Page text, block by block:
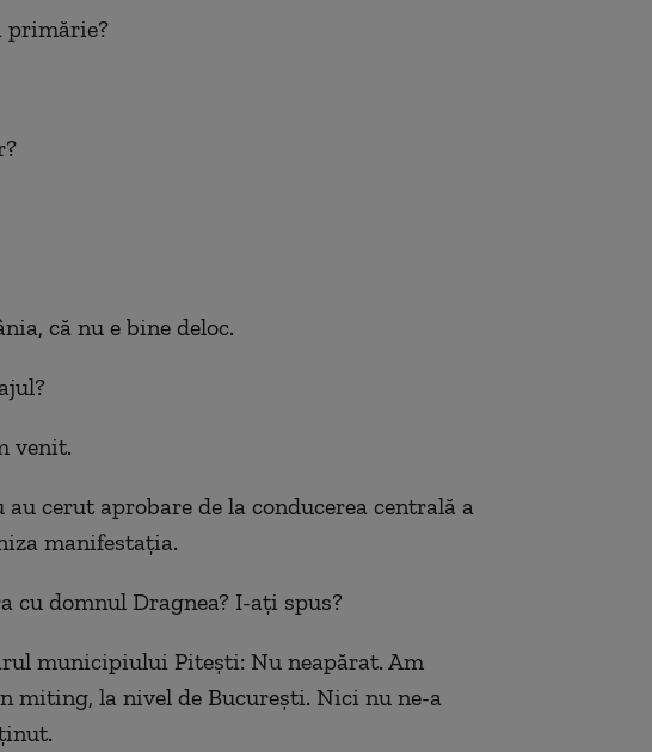
primărie?
că nu e bine deloc.
venit.
cerut aprobare de la conducerea centrală a
manifestaţia.
cu domnul Dragnea? I-aţi spus?
municipiului Piteşti: Nu neapărat. Am
miting, la nivel de Bucureşti. Nici nu ne-a